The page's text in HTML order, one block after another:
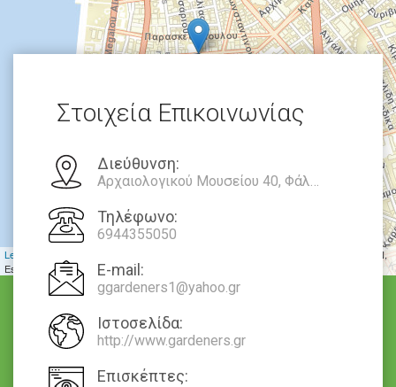
Leaflet
| Tiles © Esri — Source: Esri, DeLorme, NAVTEQ, USGS, Intermap, iPC, NRCAN,
Esri Japan, METI, Esri China (Hong Kong), Esri (Thailand), TomTom, 2012
Στοιχεία Επικοινωνίας
Διεύθυνση:
Αρχαιολογικού Μουσείου 40, Φάληρο, 54641 / Θεσσαλονίκη
Τηλέφωνο:
6944355050
E-mail:
ggardeners1@yahoo.gr
Ιστοσελίδα:
http://www.gardeners.gr
Επισκέπτες: